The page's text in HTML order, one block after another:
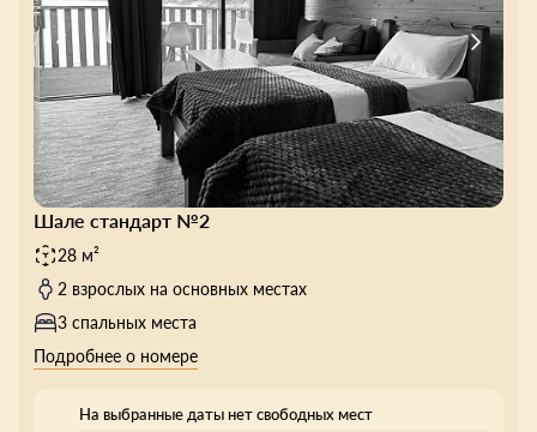
Шале стандарт №2
28 м²
2 взрослых на основных местах
3 спальных места
Подробнее о номере
На выбранные даты нет свободных мест